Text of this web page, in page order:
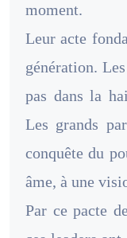
moment.
Leur acte
génération.
pas dans la
Les grands
conquête du
âme, à une
Par ce pacte